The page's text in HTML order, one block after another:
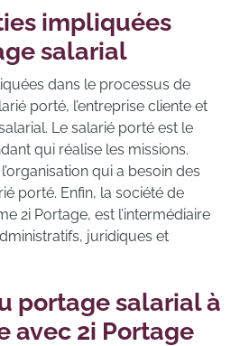
impliquées
salarial
dans le processus de
porté, l’entreprise cliente et
Le salarié porté est le
qui réalise les missions.
qui a besoin des
porté. Enfin, la société de
2i Portage, est l’intermédiaire
juridiques et
portage salarial à
avec 2i Portage